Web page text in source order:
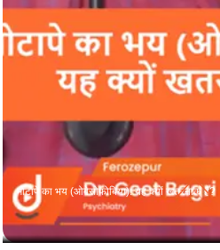
मोटापे का भय (ओबेसोफोबिया): यह क्यों खतरनाक है?